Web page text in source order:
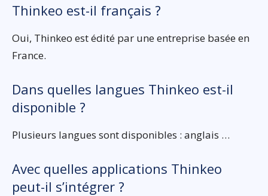
Thinkeo est-il français ?
Oui, Thinkeo est édité par une entreprise basée en
France.
Dans quelles langues Thinkeo est-il
disponible ?
Plusieurs langues sont disponibles : anglais …
Avec quelles applications Thinkeo
peut-il s’intégrer ?